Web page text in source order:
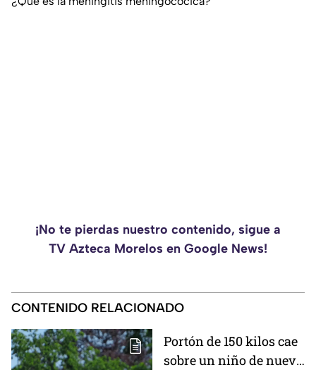
¡No te pierdas nuestro contenido, sigue a
TV Azteca Morelos en Google News!
CONTENIDO RELACIONADO
Portón de 150 kilos cae
sobre un niño de nuevo